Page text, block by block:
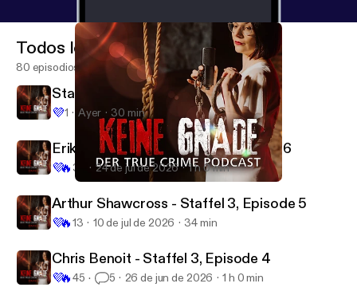
Keine Gnade
Todos los episodios
80 episodios
Staffel 3, Episode 7: Frauke Liebs
💜1 Ayer 30 min
Erika & BJ Sifrit - Staffel 3, Episode 6
💜🔥 32 24 de jul de 2026 1 h 0 min
Arthur Shawcross - Staffel 3, Episode 5
💜🔥13 10 de jul de 2026 34 min
Chris Benoit - Staffel 3, Episode 4
💜🔥45 5 26 de jun de 2026 1 h 0 min